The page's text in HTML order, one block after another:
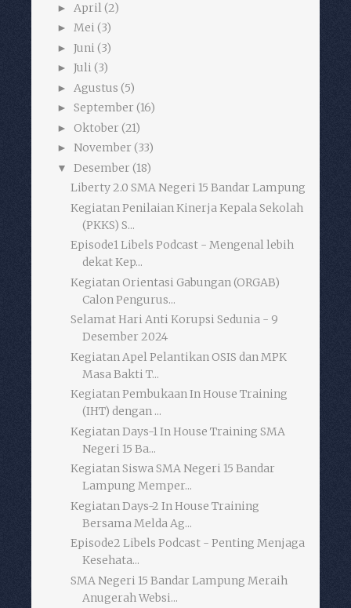
► April (2)
► Mei (3)
► Juni (3)
► Juli (3)
► Agustus (5)
► September (16)
► Oktober (21)
► November (33)
▼ Desember (18)
Liberty 2.0 SMA Negeri 15 Bandar Lampung
Kegiatan Penilaian Kinerja Kepala Sekolah
(PKKS) S...
Episode1 Libels Podcast - Mengenal lebih
dekat Kep...
Kegiatan Orientasi Gabungan (ORGAB)
Calon Pengurus...
Selamat Hari Anti Korupsi Sedunia - 9
Desember 2024
Kegiatan Apel Pelantikan OSIS dan MPK
Masa Bakti T...
Kegiatan Pembukaan In House Training
(IHT) dengan ...
Kegiatan Days-1 In House Training SMA
Negeri 15 Ba...
Kegiatan Siswa SMA Negeri 15 Bandar
Lampung Memper...
Kegiatan Days-2 In House Training
Bersama Melda Ag...
Episode2 Libels Podcast - Penting Menjaga
Kesehata...
SMA Negeri 15 Bandar Lampung Meraih
Anugerah Websi...